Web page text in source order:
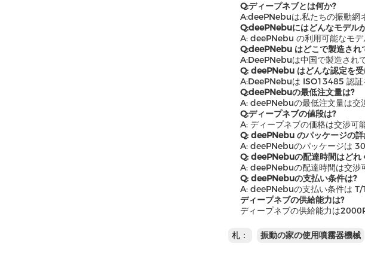
Q:ディープネブとは何か?
A:deePNebuは,私たちの振動網
Q:deePNebuにはどんなモデル
A: deePNebu の利用可能なモ
Q:deePNebu はどこで製造され
A:DeePNebuは中国で製造され
Q: deePNebu はどんな認定を受
A:DeePNebuは ISO13485 認証
Q:deePNebuの最低注文量は?
A: deePNebuの最低注文量は交
Q:ディープネブの値段は?
A: ディープネブの価格は交渉可
Q: deePNebu のパッケージの詳
A: deePNebuのパッケージは
Q: deePNebuの配達時間はどれ
A: deePNebuの配達時間は交渉
Q: deePNebuの支払い条件は?
A: deePNebuの支払い条件は T/
ディープネブの供給能力は?
ディープネブの供給能力は
札： 振動の家の使用噴霧器機械